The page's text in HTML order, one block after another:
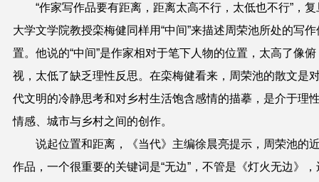
“作家写作品要有距离，距离太高不行，太低也不行”，复
大学文学院教授栾梅健同样用“中间”来描述周荣池所处的写作
置。他说的“中间”是作家相对于笔下人物的位置，太高了像俯
视，太低了缺乏理性反思。在栾梅健看来，周荣池的散文是
代文明的冷静思考和对乡村生活饱含感情的描摹，是介于理
情感、城市与乡村之间的创作。
说起位置和距离，《当代》主编徐晨亮提示，周荣池的
作品，一个很重要的关键词是“无边”，不管是《灯火无边》，